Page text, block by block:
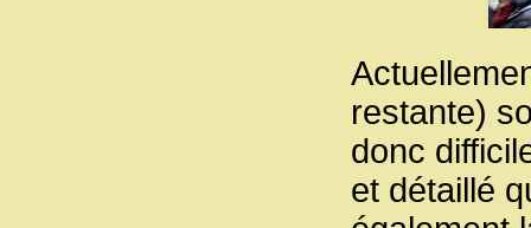
restante)
donc
et détaillé